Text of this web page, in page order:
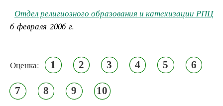
Отдел религиозного образования и катехизации РПЦ
6 февраля 2006 г.
Оценка: 1 2 3 4 5 6
7 8 9 10